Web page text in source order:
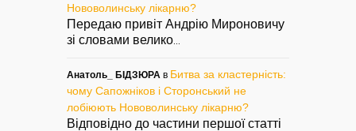
Нововолинську лікарню?
Передаю привіт Андрію Мироновичу
зі словами велико
Анатоль_ БІДЗЮРА в Битва за кластерність:
чому Сапожніков і Сторонський не
лобіюють Нововолинську лікарню?
Відповідно до частини першої статті